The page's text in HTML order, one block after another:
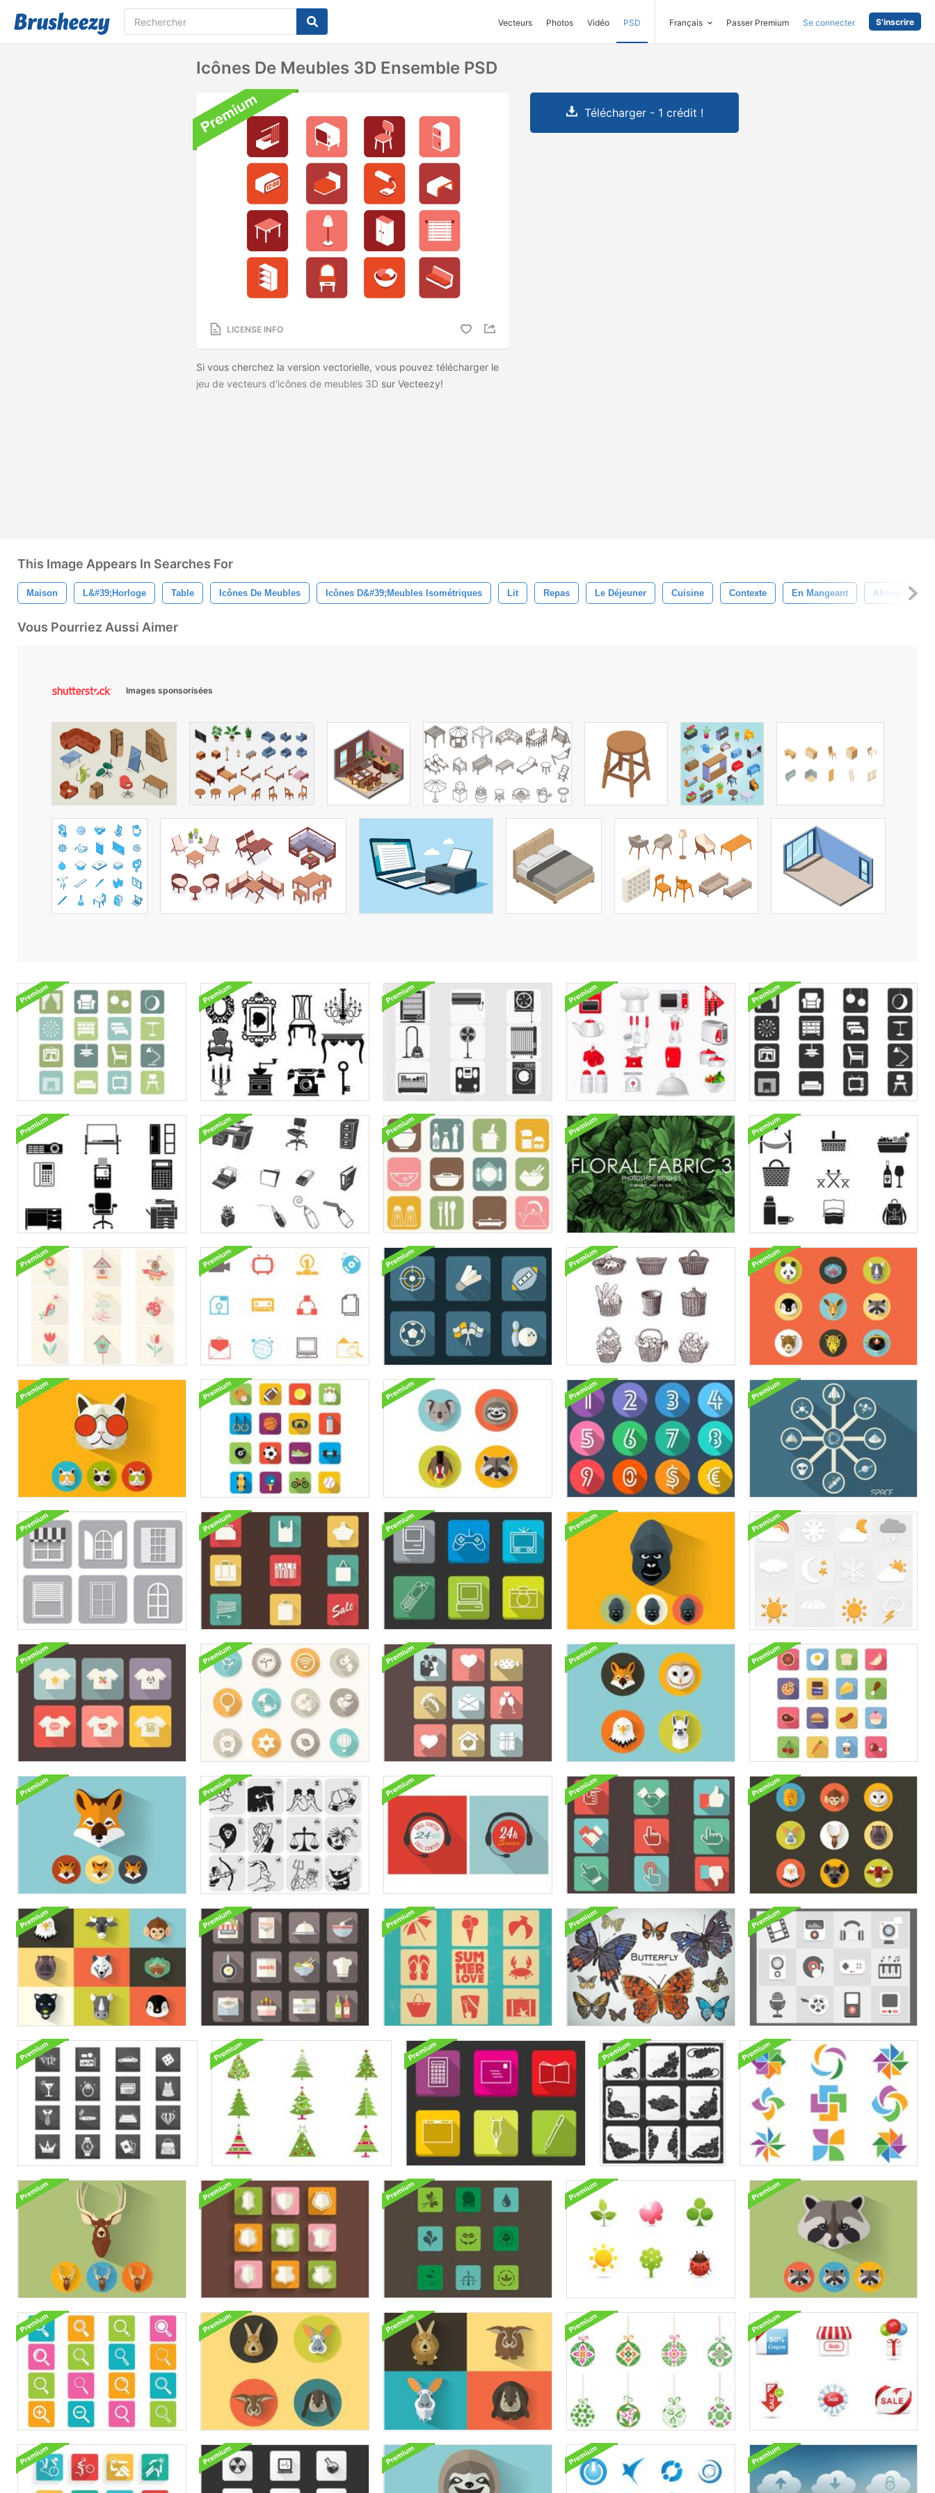
Vecteurs Photos Vidéo PSD Français Passer Premium Se connecter S'inscrire
Icônes De Meubles 3D Ensemble PSD
LICENSE INFO
Si vous cherchez la version vectorielle, vous pouvez télécharger le
jeu de vecteurs d'icônes de meubles 3D sur Vecteezy!
Télécharger - 1 crédit !
This Image Appears In Searches For
Maison L&#39;horloge Table Icônes De Meubles Icônes D&#39;meubles Isométriques Lit Repas Le Déjeuner Cuisine Contexte En Mangeant Aliments
Vous Pourriez Aussi Aimer
Images sponsorisées